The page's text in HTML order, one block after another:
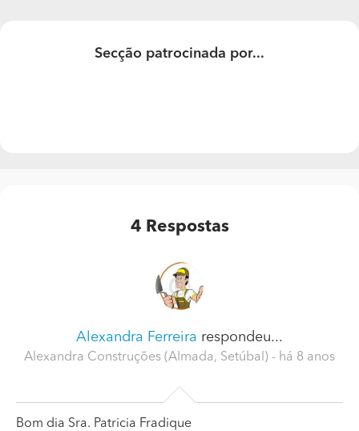
Secção patrocinada por...
4 Respostas
Alexandra Ferreira respondeu...
Alexandra Construções (Almada, Setúbal) - há 8 anos
Bom dia Sra. Patricia Fradique